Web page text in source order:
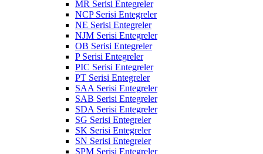
MR Serisi Entegreler
NCP Serisi Entegreler
NE Serisi Entegreler
NJM Serisi Entegreler
OB Serisi Entegreler
P Serisi Entegreler
PIC Serisi Entegreler
PT Serisi Entegreler
SAA Serisi Entegreler
SAB Serisi Entegreler
SDA Serisi Entegreler
SG Serisi Entegreler
SK Serisi Entegreler
SN Serisi Entegreler
SPM Serisi Entegreler